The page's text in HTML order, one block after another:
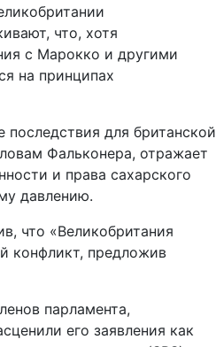
что, хотя
с Марокко и другими
на принципах
для британской
Фальконера, отражает
и права сахарского
давлению.
что «Великобритания
конфликт, предложив
парламента,
его заявления как